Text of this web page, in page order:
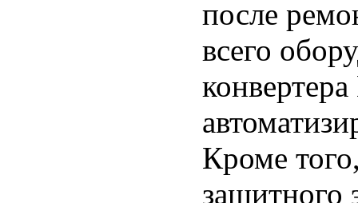
после
всего
Кроме
защитного